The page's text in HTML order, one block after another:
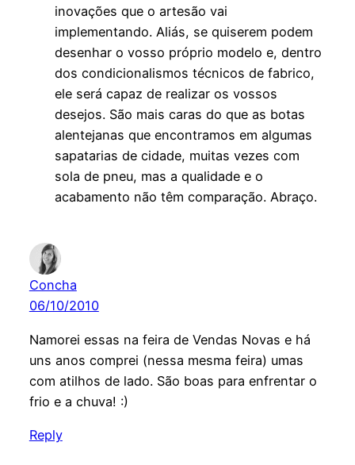
inovações que o artesão vai
implementando. Aliás, se quiserem podem
desenhar o vosso próprio modelo e, dentro
dos condicionalismos técnicos de fabrico,
ele será capaz de realizar os vossos
desejos. São mais caras do que as botas
alentejanas que encontramos em algumas
sapatarias de cidade, muitas vezes com
sola de pneu, mas a qualidade e o
acabamento não têm comparação. Abraço.
Concha
06/10/2010
Namorei essas na feira de Vendas Novas e há
uns anos comprei (nessa mesma feira) umas
com atilhos de lado. São boas para enfrentar o
frio e a chuva! :)
Reply